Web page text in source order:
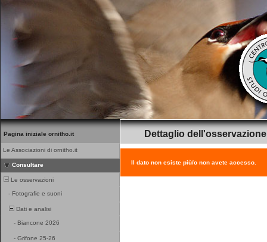
Pagina iniziale ornitho.it
Le Associazioni di ornitho.it
Consultare
Le osservazioni
- Fotografie e suoni
Dati e analisi
- Biancone 2026
- Grifone 25-26
Dettaglio dell'osservazione
Il dato non esiste più/o non avete accesso.